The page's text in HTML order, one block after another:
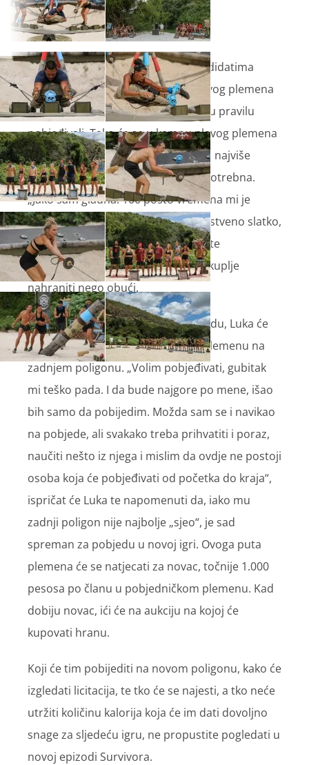
Hrana je postala prioritet svim kandidatima
'Survivora', pa tako i članovima plavog plemena
koji su u igrama za nagradu dosad u pravilu
pobjeđivali. Tako će se u kampu plavog plemena
povesti i priča o tome tko je izgubio najviše
kilograma i kome je hrana najviše potrebna.
„Jako sam gladna. 100 posto vremena mi je
hrana u glavi. Volim jesti sve, prvenstveno slatko,
ali i sve drugo“, otkrit će je Martina te
napomenuti da ju je oduvijek bilo skuplje
nahraniti nego obući.
Ususret novoj napetoj igri za nagradu, Luka će
se osvrnuti na bod koji nije donio plemenu na
zadnjem poligonu. „Volim pobjeđivati, gubitak
mi teško pada. I da bude najgore po mene, išao
bih samo da pobijedim. Možda sam se i navikao
na pobjede, ali svakako treba prihvatiti i poraz,
naučiti nešto iz njega i mislim da ovdje ne postoji
osoba koja će pobjeđivati od početka do kraja“,
ispričat će Luka te napomenuti da, iako mu
zadnji poligon nije najbolje „sjeo“, je sad
spreman za pobjedu u novoj igri. Ovoga puta
plemena će se natjecati za novac, točnije 1.000
pesosa po članu u pobjedničkom plemenu. Kad
dobiju novac, ići će na aukciju na kojoj će
kupovati hranu.
Koji će tim pobijediti na novom poligonu, kako će
izgledati licitacija, te tko će se najesti, a tko neće
utržiti količinu kalorija koja će im dati dovoljno
snage za sljedeću igru, ne propustite pogledati u
novoj epizodi Survivora.